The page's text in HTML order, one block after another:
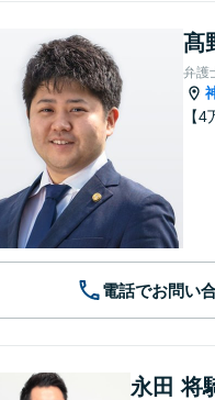
髙
弁護
【
電話でお問い
永田 将